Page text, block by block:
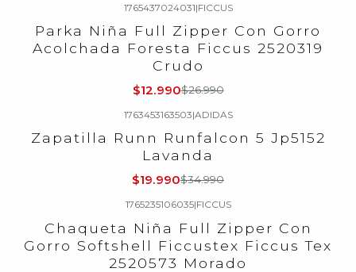
1765437024031|FICCUS
Parka Niña Full Zipper Con Gorro
Acolchada Foresta Ficcus 2520319
Crudo
$12.990$26.990
1763453163503|ADIDAS
Zapatilla Runn Runfalcon 5 Jp5152
Lavanda
$19.990$34.990
1765235106035|FICCUS
Chaqueta Niña Full Zipper Con
Gorro Softshell Ficcustex Ficcus Tex
2520573 Morado